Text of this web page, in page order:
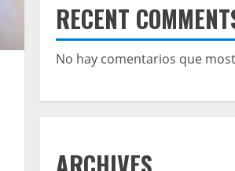
RECENT
No hay comentarios que